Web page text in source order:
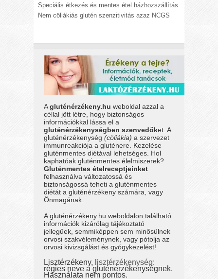
Speciális étkezés és mentes étel házhozszállítás
Nem cöliákiás glutén szenzitivitás azaz NCGS
Agluténérzékeny.hu weboldal azzal a
céllal jött létre, hogy biztonságos
információkkal lássa el a
gluténérzékenységben szenvedőket. A
gluténérzékenység(cöliákia) a szervezet
immunreakciója a gluténere. Kezelése
gluténmentes diétával lehetséges. Hol
kaphatóak gluténmentes élelmiszerek?
Gluténmentes ételreceptjeinket
felhasználva változatossá és
biztonságossá teheti a gluténmentes
diétát a gluténérzékeny számára, vagy
Önmagának.
A gluténérzékeny.hu weboldalon található
információk kizárólag tájékoztató
jellegűek, semmiképpen sem minősülnek
orvosi szakvéleménynek, vagy pótolja az
orvosi kivizsgálást és gyógykezelést!
Lisztérzékeny, lisztérzékenység:
régies neve a gluténérzékenységnek.
Használata nem pontos.